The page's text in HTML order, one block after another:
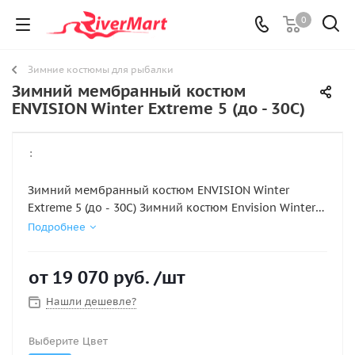
0
Зимние костюмы для рыбалки
Зимний мембранный костюм
ENVISION Winter Extreme 5 (до - 30С)
:
Зимний мембранный костюм ENVISION Winter
Extreme 5 (до - 30С) Зимний костюм Envision Winter
Extreme 5 идеально подходит для зимней рыбалки
с лямками, рассчитанных на эксплуатацию при
температурах от 0 до -30 градусов (при условии
правильно подобранных нижних слоев
множество карманов, как наружных, так и
Подробнее
от 19 070 руб. /шт
Нашли дешевле?
Выберите Цвет